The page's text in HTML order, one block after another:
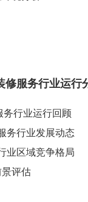
服务行业运行
行业运行回顾
务行业发展动态
业区域竞争格局
评估